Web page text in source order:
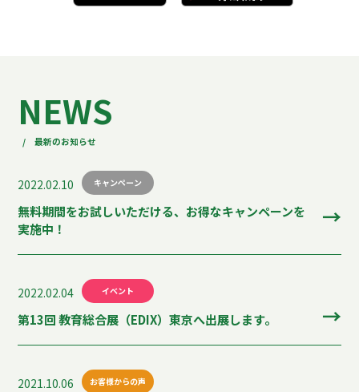
NEWS
/ 最新のお知らせ
2022.02.10 キャンペーン
無料期間をお試しいただける、お得なキャンペーンを
実施中！
2022.02.04 イベント
第13回 教育総合展（EDIX）東京へ出展します。
2021.10.06 お客様からの声